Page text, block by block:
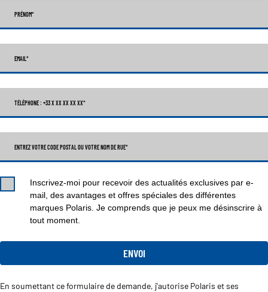
PRÉNOM*
EMAIL*
TÉLÉPHONE : +33 X XX XX XX XX*
ENTREZ VOTRE CODE POSTAL OU VOTRE NOM DE RUE*
Inscrivez-moi pour recevoir des actualités exclusives par e-
mail, des avantages et offres spéciales des différentes
marques Polaris. Je comprends que je peux me désinscrire à
tout moment.
En soumettant ce formulaire de demande, j'autorise Polaris et ses